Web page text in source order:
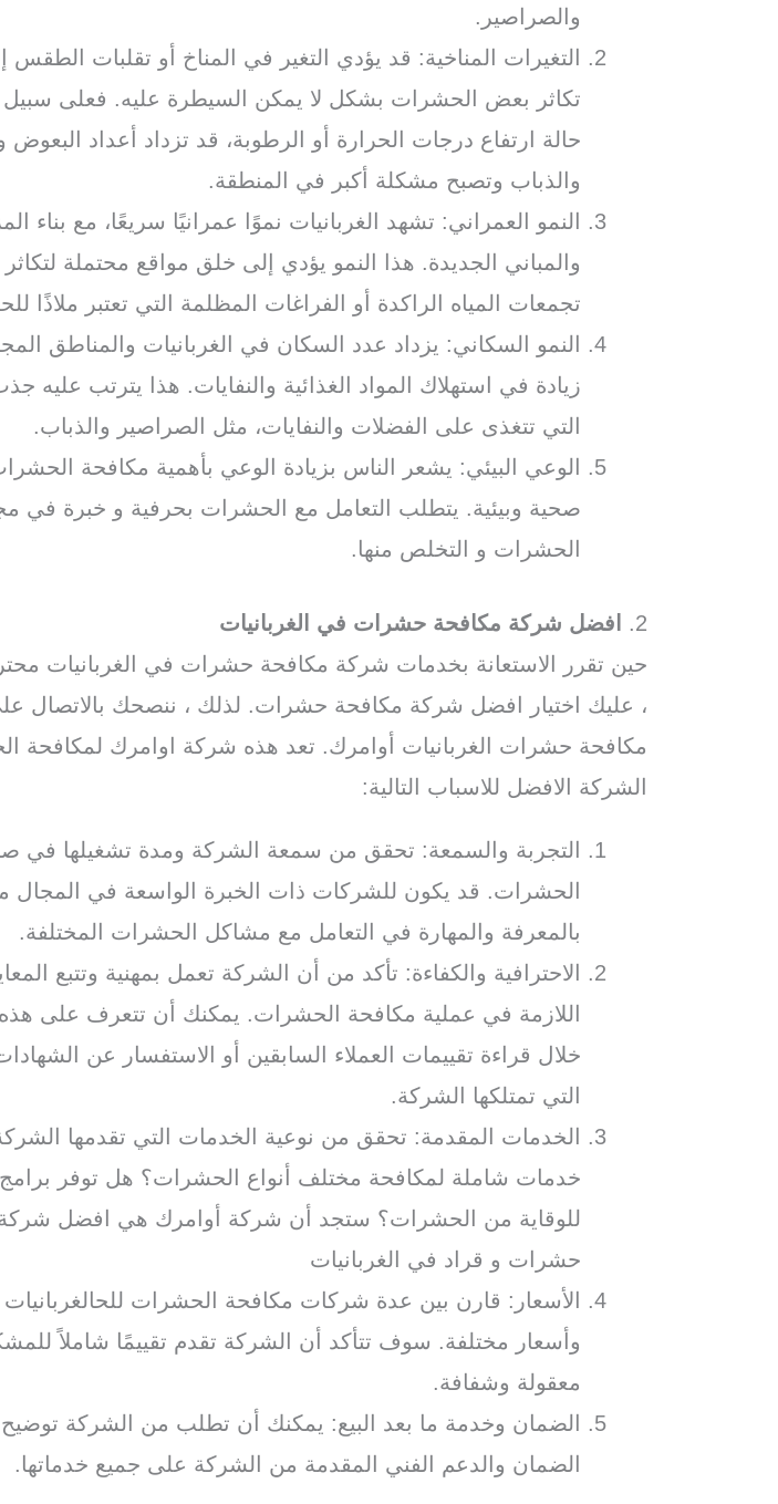
والصراصير.
التغيرات المناخية: قد يؤدي التغير في المناخ أو تقلبات الطقس
تكاثر بعض الحشرات بشكل لا يمكن السيطرة عليه. فعلى سبيل
حالة ارتفاع درجات الحرارة أو الرطوبة، قد تزداد أعداد البعوض
والذباب وتصبح مشكلة أكبر في المنطقة.
النمو العمراني: تشهد الغربانيات نموًا عمرانيًا سريعًا، مع بناء
والمباني الجديدة. هذا النمو يؤدي إلى خلق مواقع محتملة
تجمعات المياه الراكدة أو الفراغات المظلمة التي تعتبر ملاذًا
النمو السكاني: يزداد عدد السكان في الغربانيات والمناطق
زيادة في استهلاك المواد الغذائية والنفايات. هذا يترتب عليه
التي تتغذى على الفضلات والنفايات، مثل الصراصير والذباب.
الوعي البيئي: يشعر الناس بزيادة الوعي بأهمية مكافحة
صحية وبيئية. يتطلب التعامل مع الحشرات بحرفية و خبرة في
الحشرات و التخلص منها.
2.
افضل شركة مكافحة حشرات في الغربانيات
حين تقرر الاستعانة بخدمات شركة مكافحة حشرات في الغربانيات
، عليك اختيار افضل شركة مكافحة حشرات. لذلك ، ننصحك بالاتصال
مكافحة حشرات الغربانيات أوامرك. تعد هذه شركة اوامرك لمكافحة
الشركة الافضل للاسباب التالية:
التجربة والسمعة: تحقق من سمعة الشركة ومدة تشغيلها في
الحشرات. قد يكون للشركات ذات الخبرة الواسعة في المجال
بالمعرفة والمهارة في التعامل مع مشاكل الحشرات المختلفة.
الاحترافية والكفاءة: تأكد من أن الشركة تعمل بمهنية وتتبع
اللازمة في عملية مكافحة الحشرات. يمكنك أن تتعرف على
خلال قراءة تقييمات العملاء السابقين أو الاستفسار عن
التي تمتلكها الشركة.
الخدمات المقدمة: تحقق من نوعية الخدمات التي تقدمها
خدمات شاملة لمكافحة مختلف أنواع الحشرات؟ هل توفر برامج
للوقاية من الحشرات؟ ستجد أن شركة أوامرك هي افضل
حشرات و قراد في الغربانيات
الأسعار: قارن بين عدة شركات مكافحة الحشرات
وأسعار مختلفة. سوف تتأكد أن الشركة تقدم تقييمًا شاملاً
معقولة وشفافة.
الضمان وخدمة ما بعد البيع: يمكنك أن تطلب من الشركة
الضمان والدعم الفني المقدمة من الشركة على جميع خدماتها.